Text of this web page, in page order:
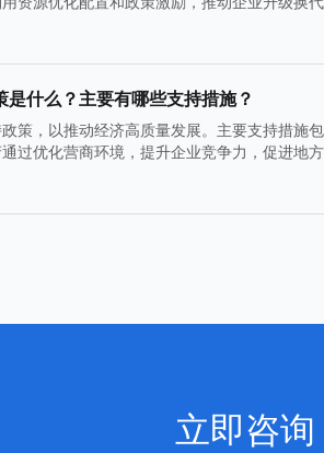
什么？主要有哪些支持措施？
策，以推动经济高质量发展。主要支持措施
过优化营商环境，提升企业竞争力，促进地
立即咨